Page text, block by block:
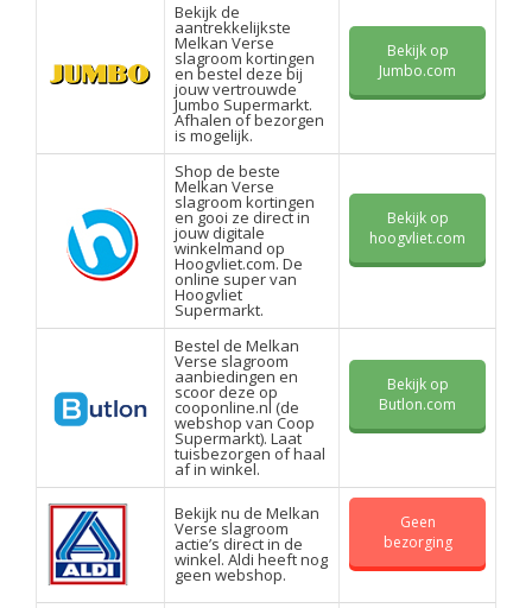
Bekijk de
aantrekkelijkste
Melkan Verse
slagroom kortingen
en bestel deze bij
jouw vertrouwde
Jumbo Supermarkt.
Afhalen of bezorgen
is mogelijk.
Bekijk op
Jumbo.com
Shop de beste
Melkan Verse
slagroom kortingen
en gooi ze direct in
jouw digitale
winkelmand op
Hoogvliet.com. De
online super van
Hoogvliet
Supermarkt.
Bekijk op
hoogvliet.com
Bestel de Melkan
Verse slagroom
aanbiedingen en
scoor deze op
cooponline.nl (de
webshop van Coop
Supermarkt). Laat
tuisbezorgen of haal
af in winkel.
Bekijk op
Butlon.com
Bekijk nu de Melkan
Verse slagroom
actie’s direct in de
winkel. Aldi heeft nog
geen webshop.
Geen
bezorging